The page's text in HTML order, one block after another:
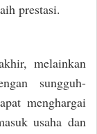
prestasi.
melainkan
sungguh-
menghargai
usaha dan